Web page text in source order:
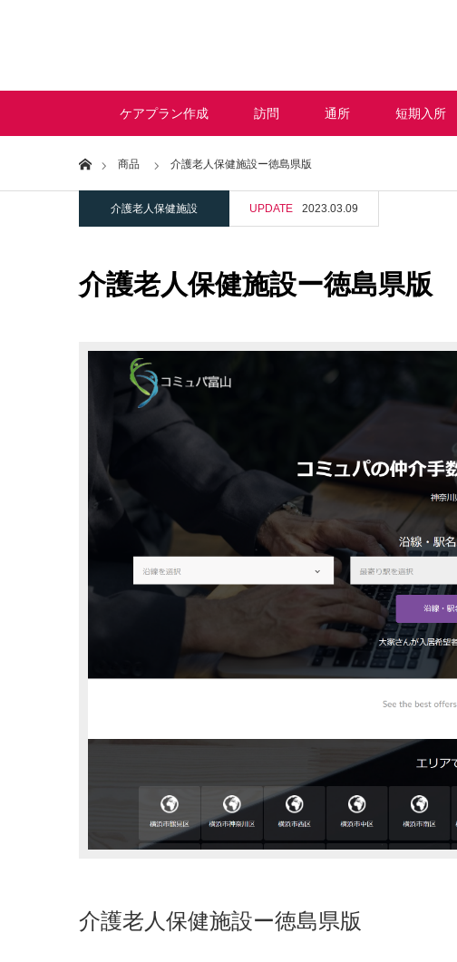
ケアプラン作成 訪問 通所 短期入所
Home商品 介護老人保健施設ー徳島県版
介護老人保健施設 UPDATE 2023.03.09
介護老人保健施設ー徳島県版
介護老人保健施設ー徳島県版